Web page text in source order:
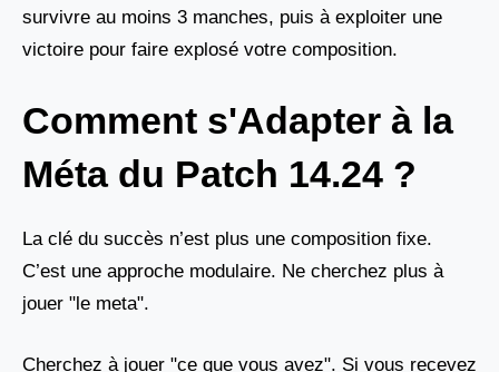
survivre au moins 3 manches, puis à exploiter une
victoire pour faire explosé votre composition.
Comment s'Adapter à la
Méta du Patch 14.24 ?
La clé du succès n’est plus une composition fixe.
C’est une approche modulaire. Ne cherchez plus à
jouer "le meta".
Cherchez à jouer "ce que vous avez". Si vous recevez